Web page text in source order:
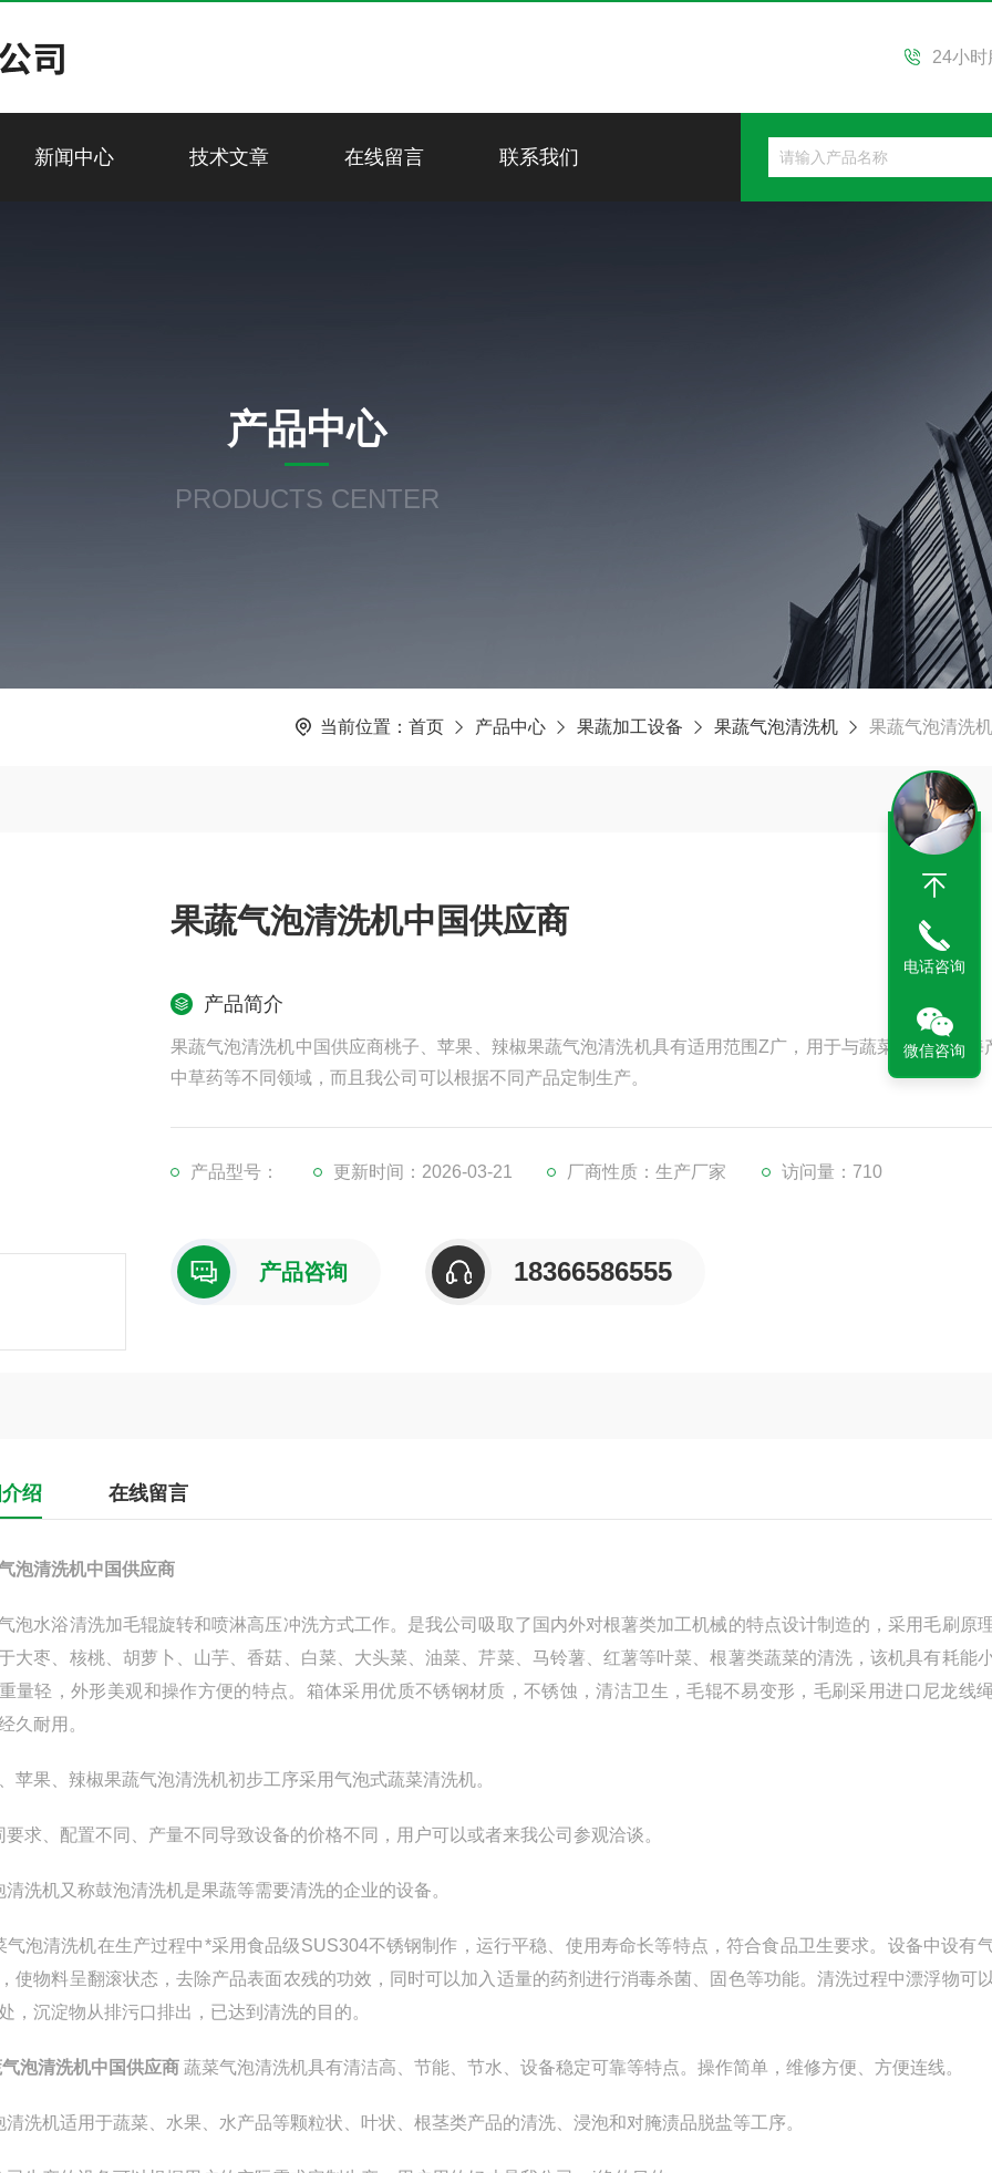
24小
新闻中心 技术文章 在线留言 联系我们
产品中心
PRODUCTS CENTER
当前位置： 首页 产品中心 果蔬加工设备 果蔬气泡清洗机 果蔬气泡清洗
果蔬气泡清洗机中国供应商
产品简介
果蔬气泡清洗机中国供应商桃子、苹果、辣椒果蔬气泡清洗机具有适用范围Z广，用于与蔬菜、瓜果、海
中草药等不同领域，而且我公司可以根据不同产品定制生产。
产品型号： 更新时间：2026-03-21 厂商性质：生产厂家 访问量：710
产品咨询 18366586555
绍 在线留言
泡清洗机中国供应商
泡水浴清洗加毛辊旋转和喷淋高压冲洗方式工作。是我公司吸取了国内外对根薯类加工机械的特点设计制造的，采用毛刷原
大枣、核桃、胡萝卜、山芋、香菇、白菜、大头菜、油菜、芹菜、马铃薯、红薯等叶菜、根薯类蔬菜的清洗，该机具有耗能
量轻，外形美观和操作方便的特点。箱体采用优质不锈钢材质，不锈蚀，清洁卫生，毛辊不易变形，毛刷采用进口尼龙线
久耐用。
苹果、辣椒果蔬气泡清洗机初步工序采用气泡式蔬菜清洗机。
求、配置不同、产量不同导致设备的价格不同，用户可以或者来我公司参观洽谈。
洗机又称鼓泡清洗机是果蔬等需要清洗的企业的设备。
气泡清洗机在生产过程中*采用食品级SUS304不锈钢制作，运行平稳、使用寿命长等特点，符合食品卫生要求。设备中设有
使物料呈翻滚状态，去除产品表面农残的功效，同时可以加入适量的药剂进行消毒杀菌、固色等功能。清洗过程中漂浮物可
，沉淀物从排污口排出，已达到清洗的目的。
泡清洗机中国供应商 蔬菜气泡清洗机具有清洁高、节能、节水、设备稳定可靠等特点。操作简单，维修方便、方便连线。
洗机适用于蔬菜、水果、水产品等颗粒状、叶状、根茎类产品的清洗、浸泡和对腌渍品脱盐等工序。
电话咨询
微信咨询